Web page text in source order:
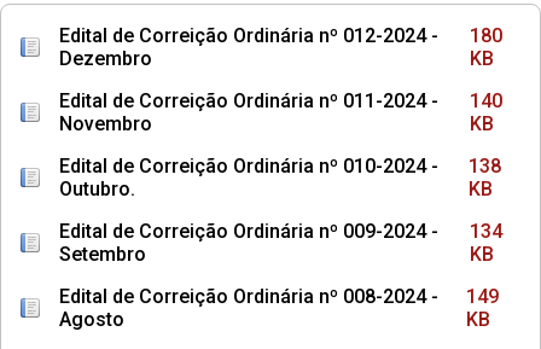
Edital de Correição Ordinária nº 012-2024 -
Dezembro
180
KB
Edital de Correição Ordinária nº 011-2024 -
Novembro
140
KB
Edital de Correição Ordinária nº 010-2024 -
Outubro.
138
KB
Edital de Correição Ordinária nº 009-2024 -
Setembro
134
KB
Edital de Correição Ordinária nº 008-2024 -
Agosto
149
KB